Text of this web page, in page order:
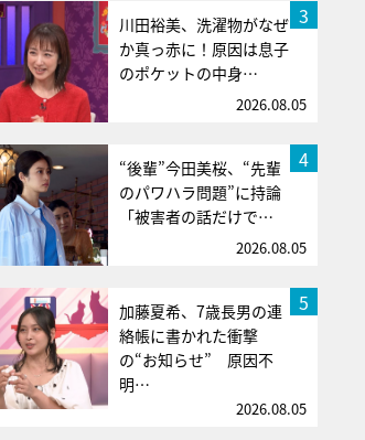
3
川田裕美、洗濯物がなぜ
か真っ赤に！原因は息子
のポケットの中身…
2026.08.05
4
“後輩”今田美桜、“先輩
のパワハラ問題”に持論
「被害者の話だけで…
2026.08.05
5
加藤夏希、7歳長男の連
絡帳に書かれた衝撃
の“お知らせ” 原因不
明…
2026.08.05